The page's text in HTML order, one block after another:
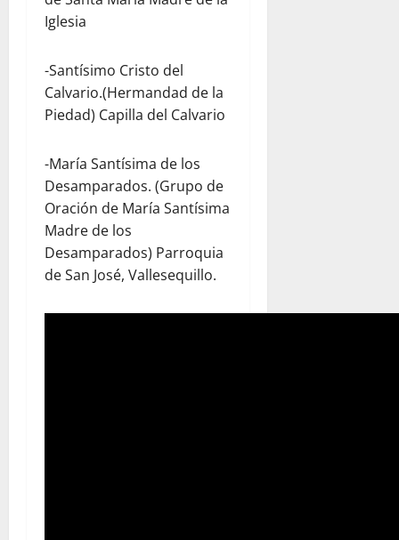
Iglesia
-Santísimo Cristo del
Calvario.(Hermandad de la
Piedad) Capilla del Calvario
-María Santísima de los
Desamparados. (Grupo de
Oración de María Santísima
Madre de los
Desamparados) Parroquia
de San José, Vallesequillo.